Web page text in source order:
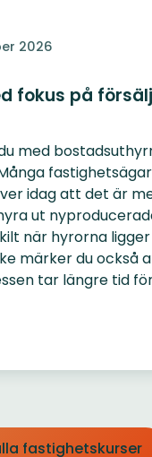
2026
fokus på
med
idag att det är
ut
när hyrorna
märker du också
tar längre tid
fastighetskurser